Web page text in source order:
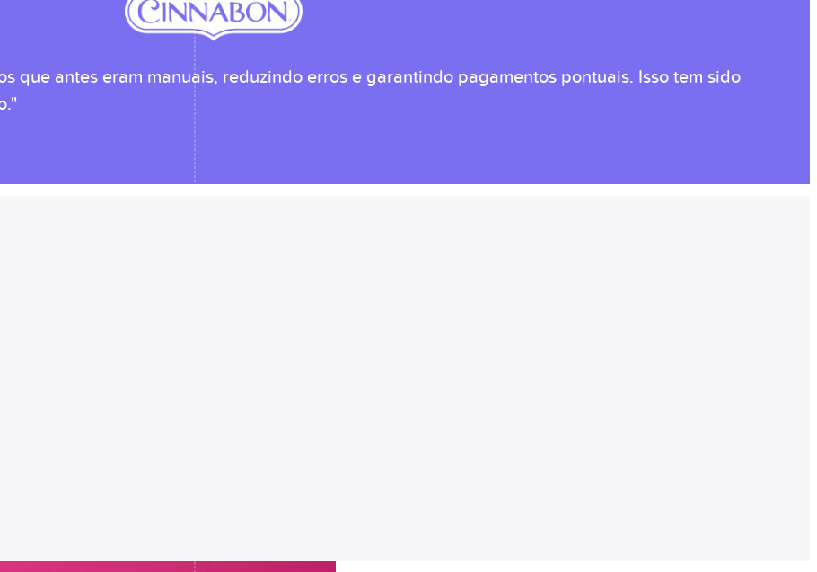
que antes eram manuais, reduzindo erros e garantindo pagamentos pontuais. Isso tem sido